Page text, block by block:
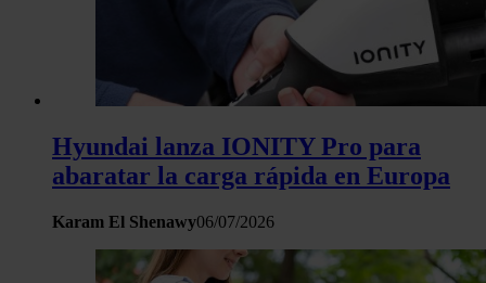
Hyundai lanza IONITY Pro para
abaratar la carga rápida en Europa
Karam El Shenawy06/07/2026